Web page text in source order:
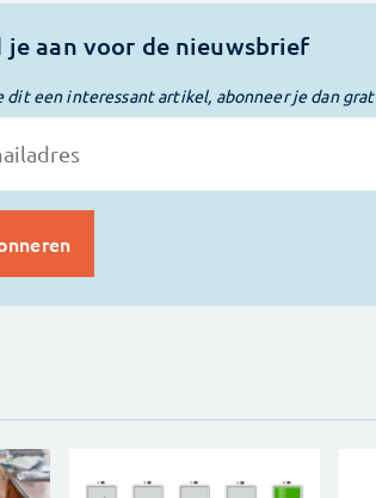
je aan voor de nieuwsbrief
dit een interessant artikel, abonneer je dan